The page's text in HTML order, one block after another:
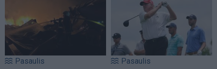
Pasaulis Pasaulis